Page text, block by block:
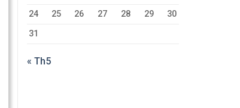
24
25 26 27 28 29
30
31
« Th5